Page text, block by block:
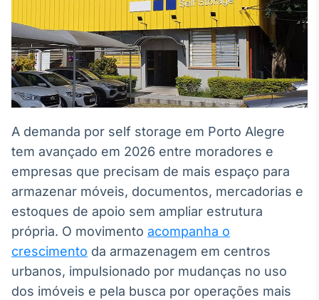
OTC
Plataforma para
negociação de
ativos
Broadcast
APIs para
integração de
conteúdos e
dados
Broadcast
Ticker
Cotações e
headlines de
notícias
A demanda por self storage em Porto Alegre
tem avançado em 2026 entre moradores e
empresas que precisam de mais espaço para
armazenar móveis, documentos, mercadorias e
estoques de apoio sem ampliar estrutura
própria. O movimento acompanha o
crescimento da armazenagem em centros
urbanos, impulsionado por mudanças no uso
dos imóveis e pela busca por operações mais